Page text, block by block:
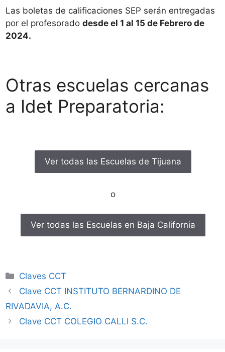
Las boletas de calificaciones SEP serán entregadas
por el profesorado desde el 1 al 15 de Febrero de
2024.
Otras escuelas cercanas
a Idet Preparatoria:
Ver todas las Escuelas de Tijuana
o
Ver todas las Escuelas en Baja California
Categorías
Claves CCT
Clave CCT INSTITUTO BERNARDINO DE
RIVADAVIA, A.C.
Clave CCT COLEGIO CALLI S.C.